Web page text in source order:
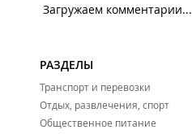
Загружаем комментарии...
РАЗДЕЛЫ
Транспорт и перевозки
Отдых, развлечения, спорт
Общественное питание